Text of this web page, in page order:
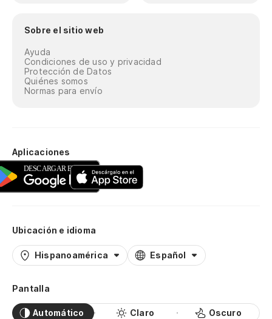
Sobre el sitio web
Ayuda
Condiciones de uso y privacidad
Protección de Datos
Quiénes somos
Normas para envío
Aplicaciones
Ubicación e idioma
Hispanoamérica Español
Pantalla
Automático Claro Oscuro